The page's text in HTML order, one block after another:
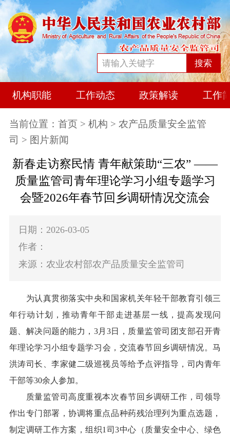
搜索
机构职能 工作动态 政策解读 工作
当前位置： 首页 > 机构 > 农产品质量安全监管
司 > 图片新闻
新春走访察民情 青年献策助“三农” ——
质量监管司青年理论学习小组专题学习
会暨2026年春节回乡调研情况交流会
日期：2026-03-05
作者：
来源：农业农村部农产品质量安全监管司
为认真贯彻落实中央和国家机关年轻干部教育引领三
年行动计划
，推动青年干部走进基层一线，提高 发现问
题、解决问题的能力 ， 3月 3日 ，质量监管司团支部召开青
年理论学习小组专题学习会， 交流春节回乡调研情况。马
洪涛司长
、李家健二级巡视员等给予点评指导，司内青年
干部等30余 人 参加。
质量监管司高度重视本次春节回乡调研工作 ，司领导
作出专门部署，协调将重点品种药残治理列为重点选题，
制定调研工作方案，组织1 司3中心 （质量安全中心、绿色